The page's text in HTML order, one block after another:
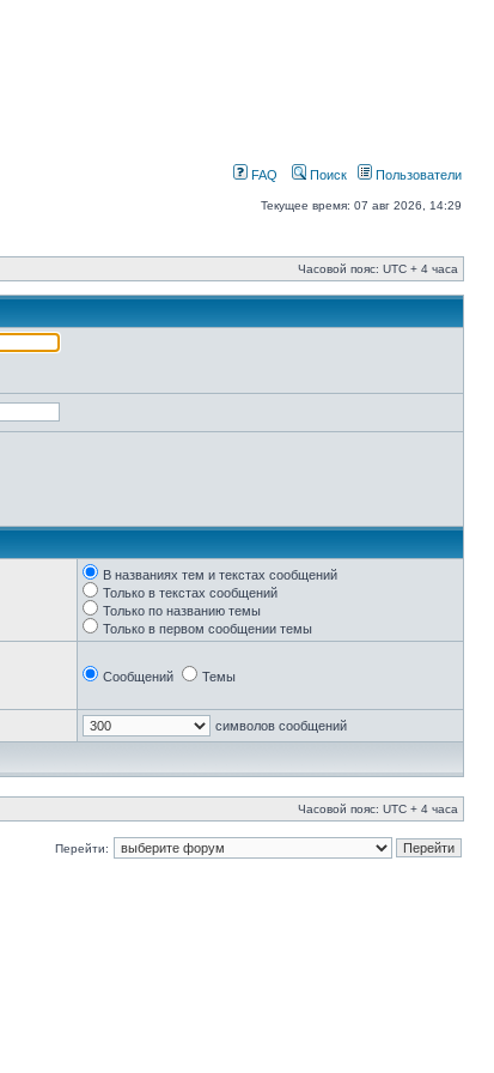
FAQ Поиск Пользователи
Текущее время: 07 авг 2026, 14:29
Часовой пояс: UTC + 4 часа
В названиях тем и текстах сообщений
Только в текстах сообщений
Только по названию темы
Только в первом сообщении темы
Сообщений Темы
символов сообщений
Часовой пояс: UTC + 4 часа
Перейти: